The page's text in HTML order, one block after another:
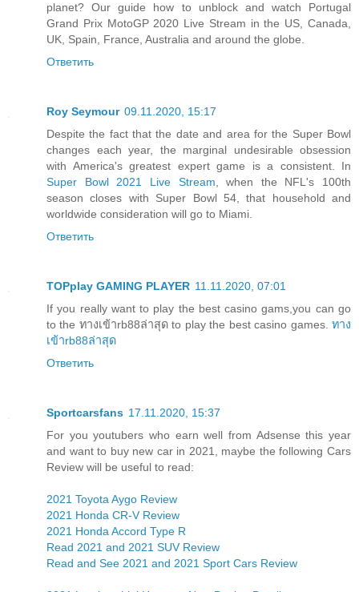
planet? Our guide how to unblock and watch Portugal
Grand Prix MotoGP 2020 Live Stream in the US, Canada,
UK, Spain, France, Australia and around the globe.
Ответить
Roy Seymour 09.11.2020, 15:17
Despite the fact that the date and area for the Super Bowl
changes each year, the marginal undesirable obsession
with America's greatest expert game is a consistent. In
Super Bowl 2021 Live Stream, when the NFL's 100th
season closes with Super Bowl 54, that household and
worldwide consideration will go to Miami.
Ответить
TOPplay GAMING PLAYER 11.11.2020, 07:01
If you really want to play the best casino gams,you can go
to the ทางเข้าrb88ล่าสุด to play the best casino games. ทาง
เข้าrb88ล่าสุด
Ответить
Sportcarsfans 17.11.2020, 15:37
For you youtubers who earn well from Adsense this year
and want to buy new car in 2021, maybe the following Cars
Review will be useful to read:
2021 Toyota Aygo Review
2021 Honda CR-V Review
2021 Honda Accord Type R
Read 2021 and 2021 SUV Review
Read and See 2021 and 2021 Sport Cars Review